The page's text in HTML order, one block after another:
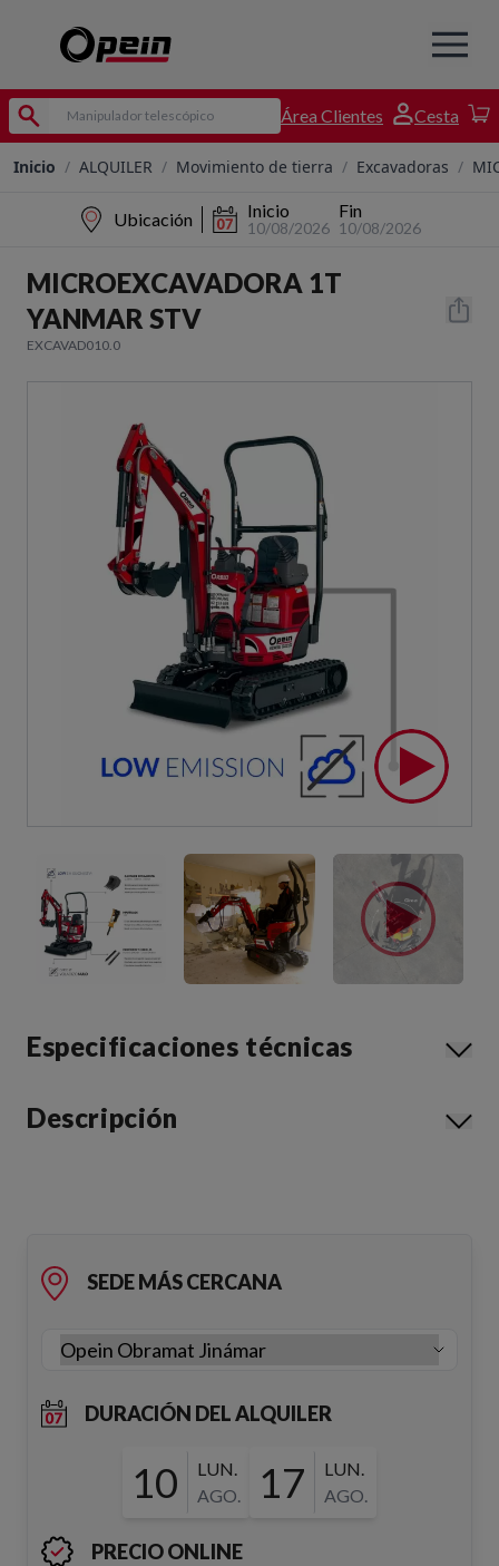
Área Clientes Cesta
Inicio / ALQUILER / Movimiento de tierra / Excavadoras /
Ubicación Inicio
10/08/2026
Fin
10/08/2026
MICROEXCAVADORA 1T
YANMAR STV
EXCAVAD010.0
Especificaciones técnicas
Descripción
SEDE MÁS CERCANA
DURACIÓN DEL ALQUILER
10
LUN.
AGO.
17
LUN.
AGO.
PRECIO ONLINE